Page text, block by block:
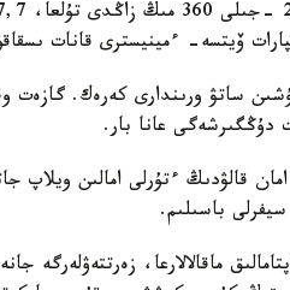
ۆيتسە- ءمينيسترى قانات
ساتۋ ورىندارى كەرەك. گازەت
امان قالۋدىڭ ءتۇرلى امالىن
باسىلىم.
ماقالالارعا،